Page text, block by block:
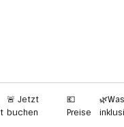
🚨 Jetzt
buchen
💶
Preise